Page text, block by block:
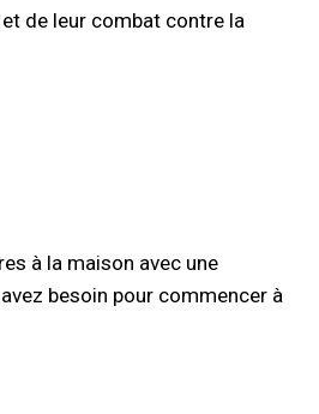
de leur combat contre la
à la maison avec une
besoin pour commencer à